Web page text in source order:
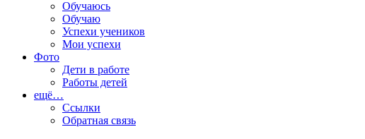
Обучаюсь
Обучаю
Успехи учеников
Мои успехи
Фото
Дети в работе
Работы детей
ещё…
Ссылки
Обратная связь